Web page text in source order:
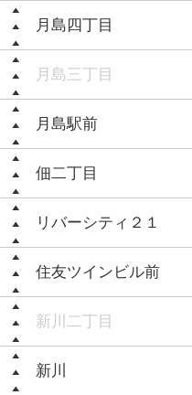
月島四丁目
月島三丁目
月島駅前
佃二丁目
リバーシティ２１
住友ツインビル前
新川二丁目
新川